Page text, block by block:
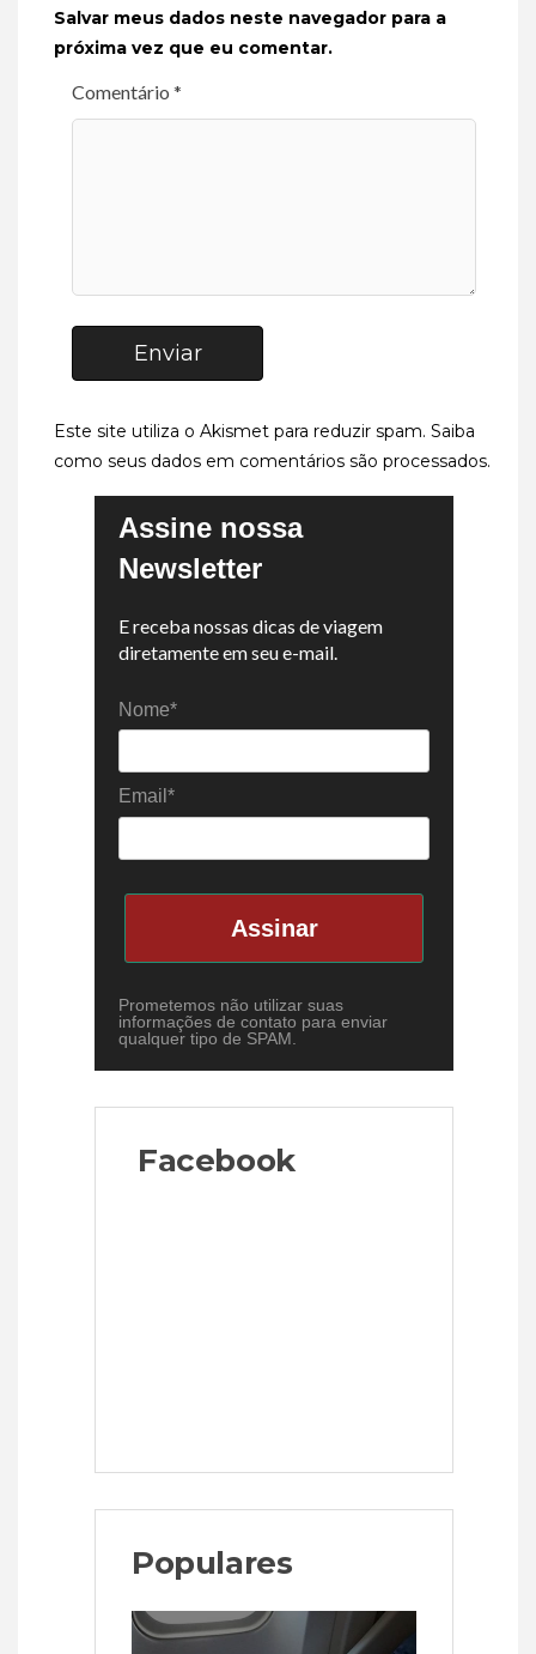
Salvar meus dados neste navegador para a
próxima vez que eu comentar.
Comentário *
Enviar
Este site utiliza o Akismet para reduzir spam. Saiba
como seus dados em comentários são processados.
Assine nossa
Newsletter
E receba nossas dicas de viagem
diretamente em seu e-mail.
Nome*
Email*
Assinar
Prometemos não utilizar suas
informações de contato para enviar
qualquer tipo de SPAM.
Facebook
Populares